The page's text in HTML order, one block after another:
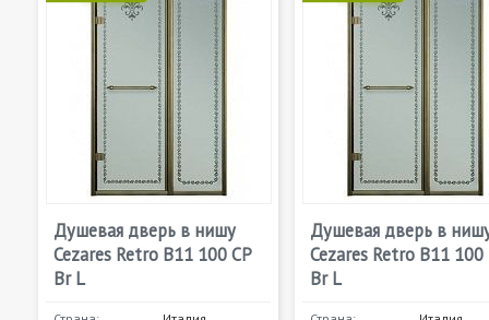
Душевая дверь в нишу
Cezares Retro B11 100 CP
Br L
Душевая дверь в
Cezares Retro B11 100
Br L